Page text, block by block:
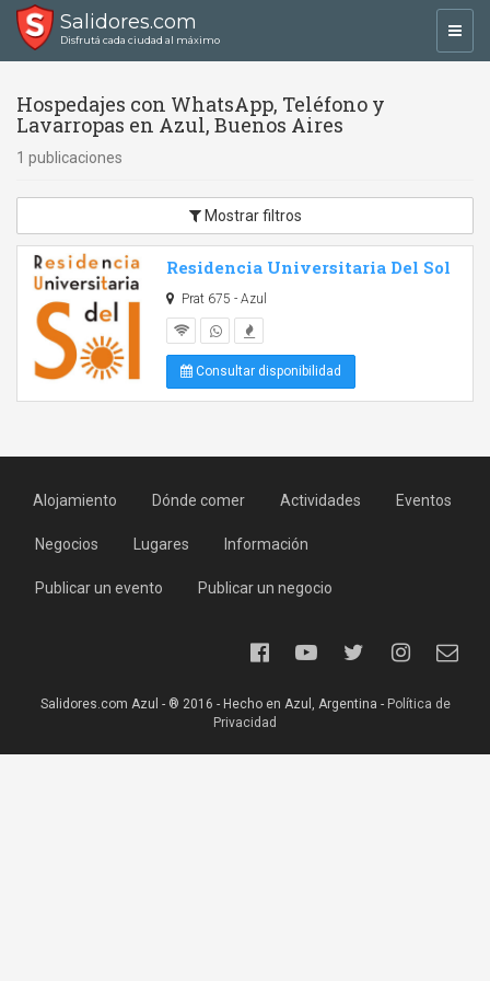
Salidores.com
Disfrutá cada ciudad al máximo
Hospedajes con WhatsApp, Teléfono y
Lavarropas en Azul, Buenos Aires
1 publicaciones
Mostrar filtros
Residencia Universitaria Del Sol
Prat 675 - Azul
Consultar disponibilidad
Alojamiento Dónde comer Actividades Eventos
Negocios Lugares Información
Publicar un evento Publicar un negocio
Salidores.com Azul - ® 2016 - Hecho en Azul, Argentina - Política de
Privacidad